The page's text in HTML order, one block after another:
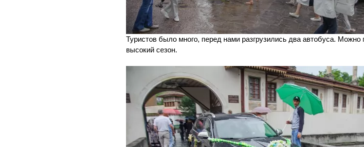
Туристов было много, перед нами разгрузились два автобуса. Можно
высокий сезон.